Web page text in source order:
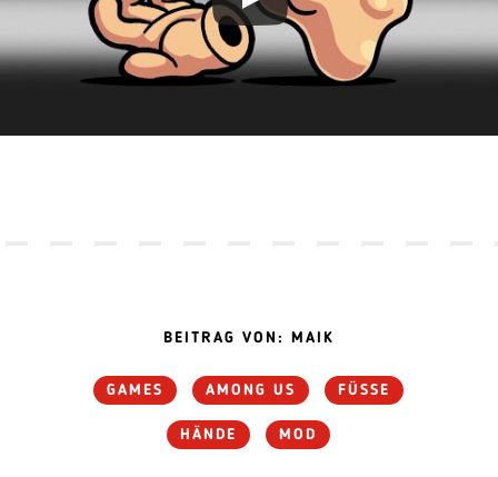
BEITRAG VON: MAIK
GAMES AMONG US FÜSSE
HÄNDE MOD